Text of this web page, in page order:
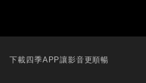
下載四季APP讓影音更順暢